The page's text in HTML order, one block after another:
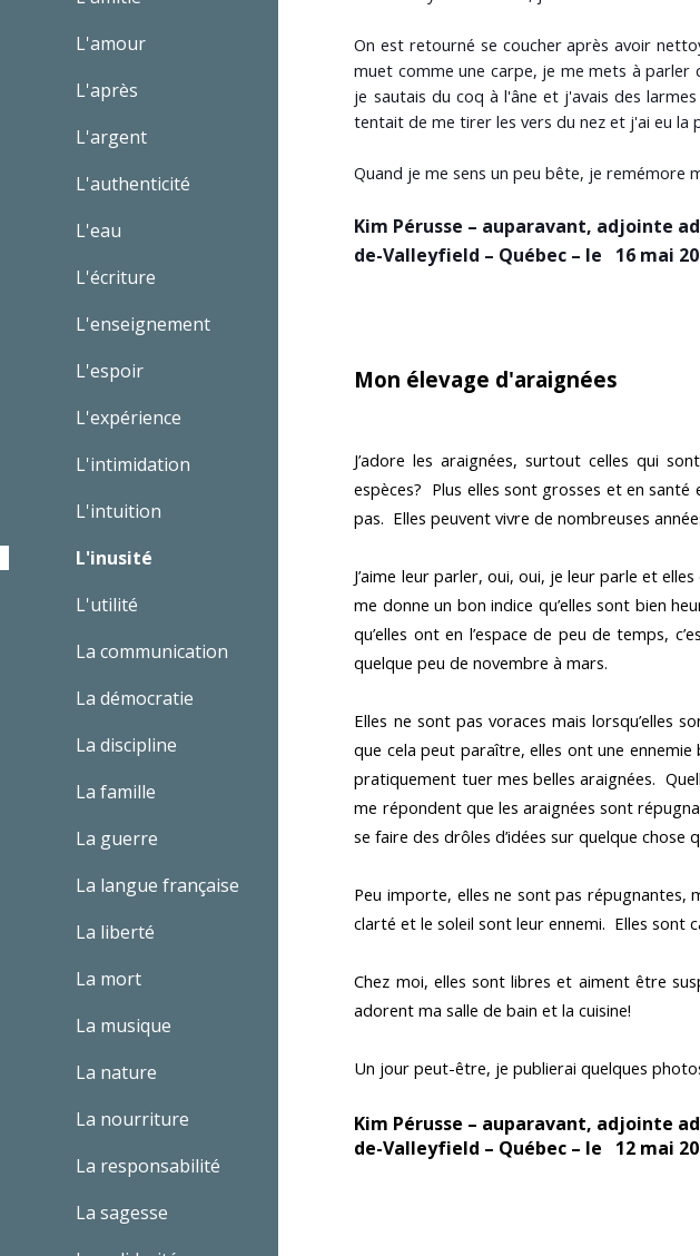
L'amour
L'après
L'argent
L'authenticité
L'eau
L'écriture
L'enseignement
L'espoir
L'expérience
L'intimidation
L'intuition
L'inusité
L'utilité
La communication
La démocratie
La discipline
La famille
La guerre
La langue française
La liberté
La mort
La musique
La nature
La nourriture
La responsabilité
La sagesse
On est retourné se coucher après avoir
muet comme une carpe, je me mets à parler
je sautais du coq à l'âne et j'avais des
tentait de me tirer les vers du nez et j'ai eu la
Quand je me sens un peu bête, je remémore
Kim Pérusse – auparavant, adjointe
de-Valleyfield – Québec – le 16 mai
Mon élevage d'araignées
J’adore les araignées, surtout celles qui
espèces? Plus elles sont grosses et en
pas. Elles peuvent vivre de nombreuses
J’aime leur parler, oui, oui, je leur parle et
me donne un bon indice qu’elles sont bien
qu’elles ont en l’espace de peu de temps,
quelque peu de novembre à mars.
Elles ne sont pas voraces mais lorsqu’elles
que cela peut paraître, elles ont une
pratiquement tuer mes belles araignées.
me répondent que les araignées sont
se faire des drôles d’idées sur quelque chose
Peu importe, elles ne sont pas répugnantes,
clarté et le soleil sont leur ennemi. Elles sont
Chez moi, elles sont libres et aiment être
adorent ma salle de bain et la cuisine!
Un jour peut-être, je publierai quelques
Kim Pérusse – auparavant, adjointe
de-Valleyfield – Québec – le 12 mai